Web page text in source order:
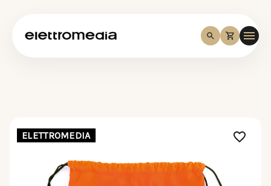
ELETTROMEDIA